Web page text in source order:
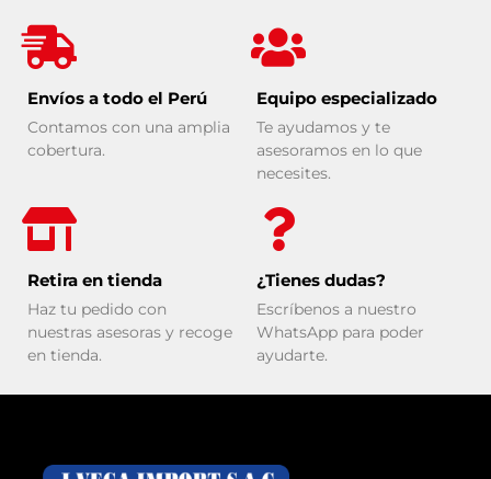
Envíos a todo el Perú
Contamos con una amplia
cobertura.
Equipo especializado
Te ayudamos y te
asesoramos en lo que
necesites.
Retira en tienda
Haz tu pedido con
nuestras asesoras y recoge
en tienda.
¿Tienes dudas?
Escríbenos a nuestro
WhatsApp para poder
ayudarte.